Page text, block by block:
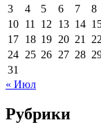
3
4 5 6 7 8
10 11 12 13 14
17 18 19 20 21 22
24 25 26 27 28
31
« Июл
Рубрики